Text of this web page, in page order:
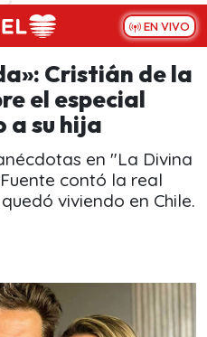
EN VIVO
Cristián de la
el especial
a su hija
en "La Divina
contó la real
viviendo en Chile.